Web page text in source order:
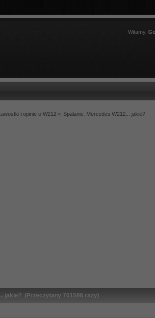
Witamy,
i opinie o W212» Spalanie, Mercedes W212... jakie?
jakie? (Przeczytany 701596 razy)